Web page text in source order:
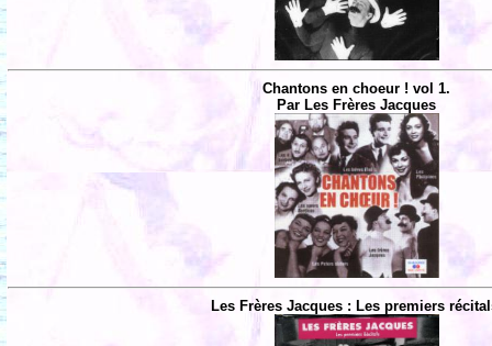
Chantons en choeur ! vol 1.
Par Les Frères Jacques
Les Frères Jacques : Les premiers